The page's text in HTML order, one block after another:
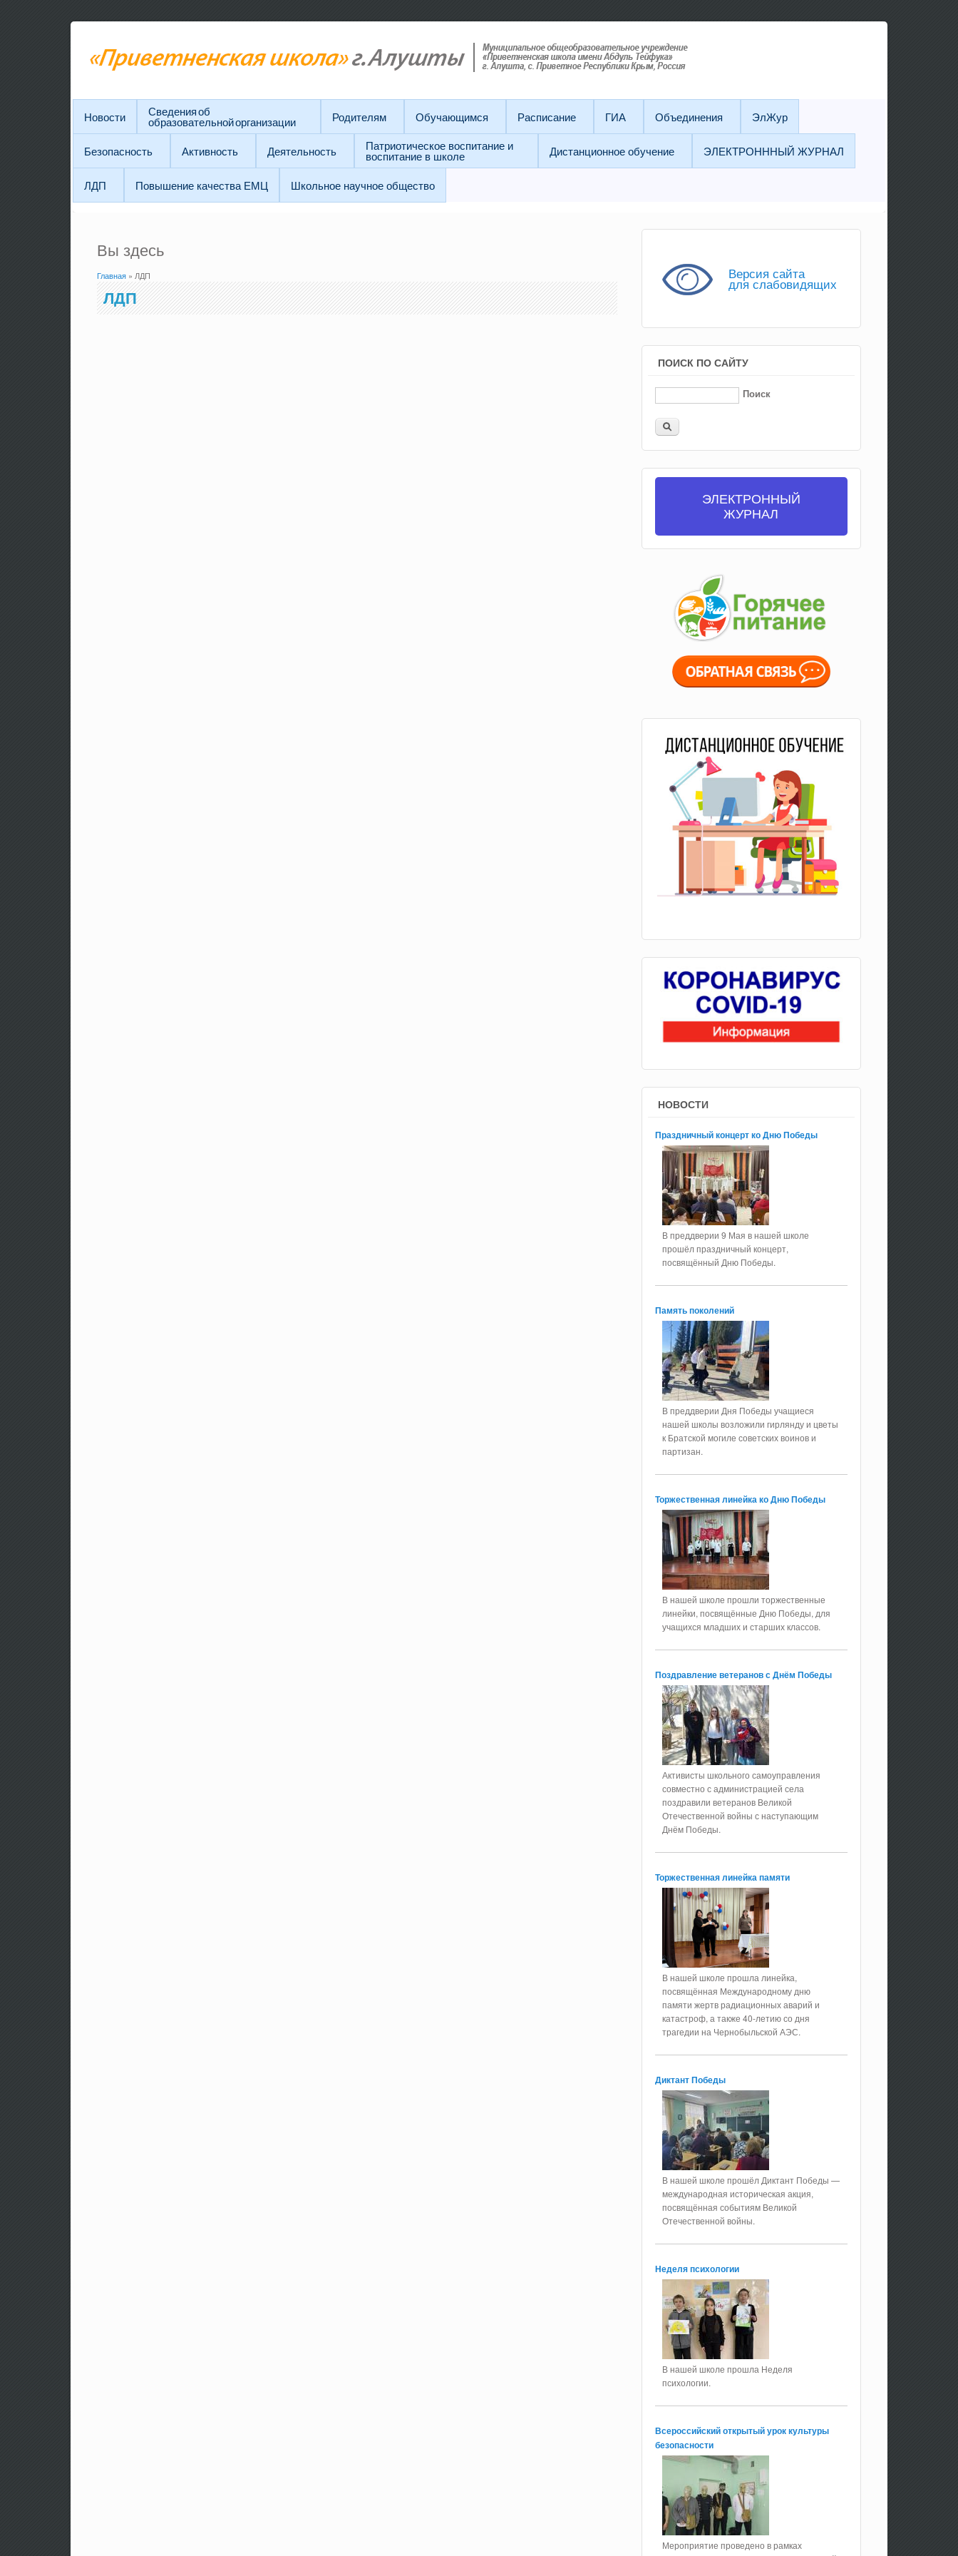
Новости Сведения об
образовательной организации Родителям Обучающимся Расписание ГИА Объединения ЭлЖур
Безопасность Активность Деятельность Патриотическое воспитание и
воспитание в школе Дистанционное обучение ЭЛЕКТРОНННЫЙ ЖУРНАЛ
ЛДП Повышение качества ЕМЦ Школьное научное общество
Вы здесь
Главная » ЛДП
ЛДП
Версия сайта
для слабовидящих
ПОИСК ПО САЙТУ
Поиск
ЭЛЕКТРОННЫЙ
ЖУРНАЛ
НОВОСТИ
Праздничный концерт ко Дню Победы
В преддверии 9 Мая в нашей школе
прошёл праздничный концерт,
посвящённый Дню Победы.
Память поколений
В преддверии Дня Победы учащиеся
нашей школы возложили гирлянду и цветы
к Братской могиле советских воинов и
партизан.
Торжественная линейка ко Дню Победы
В нашей школе прошли торжественные
линейки, посвящённые Дню Победы, для
учащихся младших и старших классов.
Поздравление ветеранов с Днём Победы
Активисты школьного самоуправления
совместно с администрацией села
поздравили ветеранов Великой
Отечественной войны с наступающим
Днём Победы.
Торжественная линейка памяти
В нашей школе прошла линейка,
посвящённая Международному дню
памяти жертв радиационных аварий и
катастроф, а также 40-летию со дня
трагедии на Чернобыльской АЭС.
Диктант Победы
В нашей школе прошёл Диктант Победы —
международная историческая акция,
посвящённая событиям Великой
Отечественной войны.
Неделя психологии
В нашей школе прошла Неделя
психологии.
Всероссийский открытый урок культуры
безопасности
Мероприятие проведено в рамках